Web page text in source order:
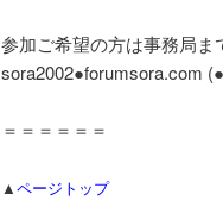
参加ご希望の方は事務局ま
sora2002●forumsora.com
＝＝＝＝＝＝
▲ページトップ